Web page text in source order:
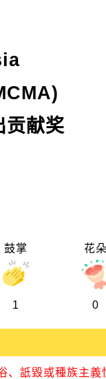
贡献奖
鼓掌
1
花朵
0
、詆毀或種族主義